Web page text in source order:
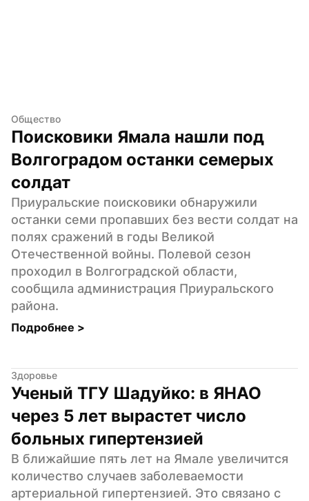
Общество
Поисковики Ямала нашли под
Волгоградом останки семерых
солдат
Приуральские поисковики обнаружили
останки семи пропавших без вести солдат на
полях сражений в годы Великой
Отечественной войны. Полевой сезон
проходил в Волгоградской области,
сообщила администрация Приуральского
района.
Подробнее >
Здоровье
Ученый ТГУ Шадуйко: в ЯНАО
через 5 лет вырастет число
больных гипертензией
В ближайшие пять лет на Ямале увеличится
количество случаев заболеваемости
артериальной гипертензией. Это связано с